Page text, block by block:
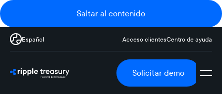
Saltar al contenido
Español Acceso clientesCentro de ayuda
Solicitar demo